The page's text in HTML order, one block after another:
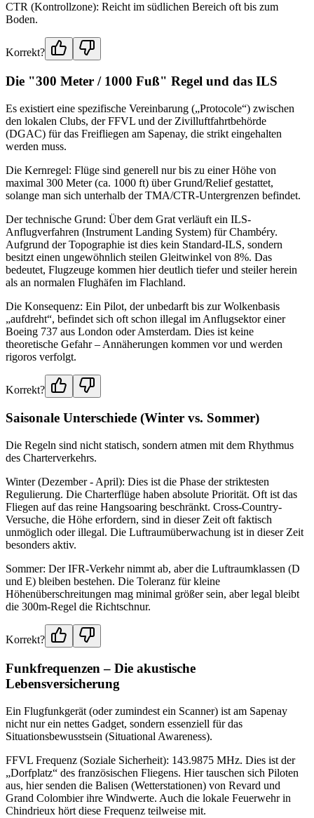
CTR (Kontrollzone): Reicht im südlichen Bereich oft bis zum
Boden.
Korrekt?
Die "300 Meter / 1000 Fuß" Regel und das ILS
Es existiert eine spezifische Vereinbarung („Protocole“) zwischen
den lokalen Clubs, der FFVL und der Zivilluftfahrtbehörde
(DGAC) für das Freifliegen am Sapenay, die strikt eingehalten
werden muss.
Die Kernregel: Flüge sind generell nur bis zu einer Höhe von
maximal 300 Meter (ca. 1000 ft) über Grund/Relief gestattet,
solange man sich unterhalb der TMA/CTR-Untergrenzen befindet.
Der technische Grund: Über dem Grat verläuft ein ILS-
Anflugverfahren (Instrument Landing System) für Chambéry.
Aufgrund der Topographie ist dies kein Standard-ILS, sondern
besitzt einen ungewöhnlich steilen Gleitwinkel von 8%. Das
bedeutet, Flugzeuge kommen hier deutlich tiefer und steiler herein
als an normalen Flughäfen im Flachland.
Die Konsequenz: Ein Pilot, der unbedarft bis zur Wolkenbasis
„aufdreht“, befindet sich oft schon illegal im Anflugsektor einer
Boeing 737 aus London oder Amsterdam. Dies ist keine
theoretische Gefahr – Annäherungen kommen vor und werden
rigoros verfolgt.
Korrekt?
Saisonale Unterschiede (Winter vs. Sommer)
Die Regeln sind nicht statisch, sondern atmen mit dem Rhythmus
des Charterverkehrs.
Winter (Dezember - April): Dies ist die Phase der striktesten
Regulierung. Die Charterflüge haben absolute Priorität. Oft ist das
Fliegen auf das reine Hangsoaring beschränkt. Cross-Country-
Versuche, die Höhe erfordern, sind in dieser Zeit oft faktisch
unmöglich oder illegal. Die Luftraumüberwachung ist in dieser Zeit
besonders aktiv.
Sommer: Der IFR-Verkehr nimmt ab, aber die Luftraumklassen (D
und E) bleiben bestehen. Die Toleranz für kleine
Höhenüberschreitungen mag minimal größer sein, aber legal bleibt
die 300m-Regel die Richtschnur.
Korrekt?
Funkfrequenzen – Die akustische
Lebensversicherung
Ein Flugfunkgerät (oder zumindest ein Scanner) ist am Sapenay
nicht nur ein nettes Gadget, sondern essenziell für das
Situationsbewusstsein (Situational Awareness).
FFVL Frequenz (Soziale Sicherheit): 143.9875 MHz. Dies ist der
„Dorfplatz“ des französischen Fliegens. Hier tauschen sich Piloten
aus, hier senden die Balisen (Wetterstationen) von Revard und
Grand Colombier ihre Windwerte. Auch die lokale Feuerwehr in
Chindrieux hört diese Frequenz teilweise mit.